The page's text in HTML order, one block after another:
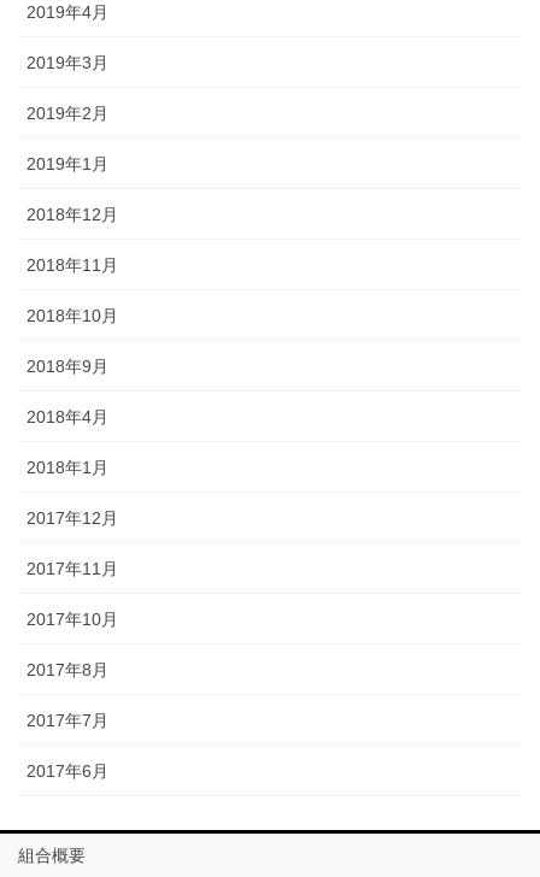
2019年4月
2019年3月
2019年2月
2019年1月
2018年12月
2018年11月
2018年10月
2018年9月
2018年4月
2018年1月
2017年12月
2017年11月
2017年10月
2017年8月
2017年7月
2017年6月
組合概要